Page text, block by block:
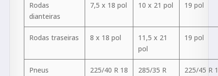
Rodas
dianteiras
7,5 x 18 pol 10 x 21 pol 19 pol
Rodas traseiras 8 x 18 pol
11,5 x 21
pol
19 pol
Pneus
225/40 R 18
285/35 R
225/45 R